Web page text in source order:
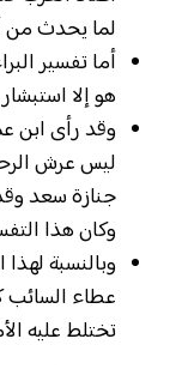
لما يحدث من
أما تفسير
هو إلا
وقد رأى ابن
ليس عرش
جنازة سعد
وكان هذا
وبالنسبة
عطاء السائب
تختلط عليه